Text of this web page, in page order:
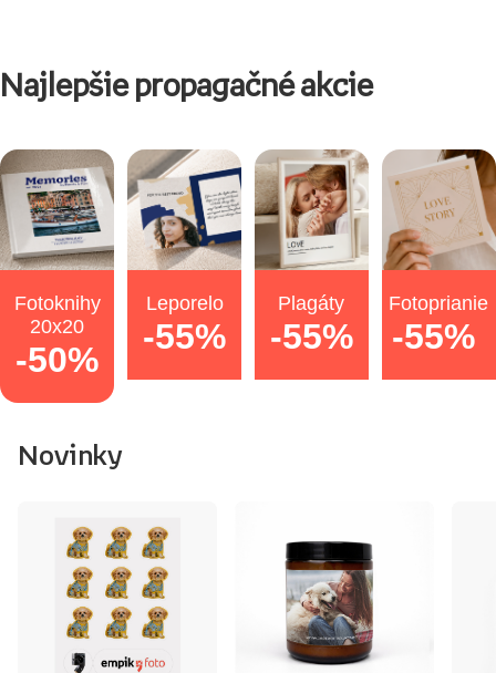
Najlepšie propagačné akcie
Fotoknihy
20x20
-50%
Leporelo
-55%
Plagáty
-55%
Fotoprianie
-55%
Novinky